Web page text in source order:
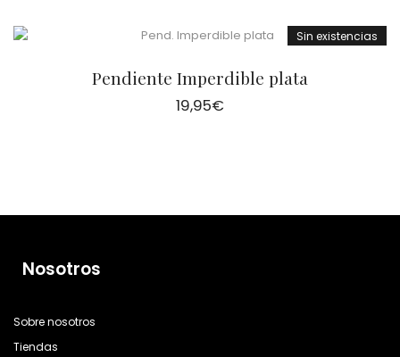
Sin existencias
Pendiente Imperdible plata
19,95€
Nosotros
Sobre nosotros
Tiendas